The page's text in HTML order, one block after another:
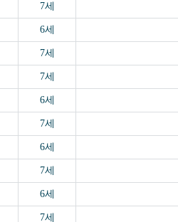
7세
6세
7세
7세
6세
7세
6세
7세
6세
7세